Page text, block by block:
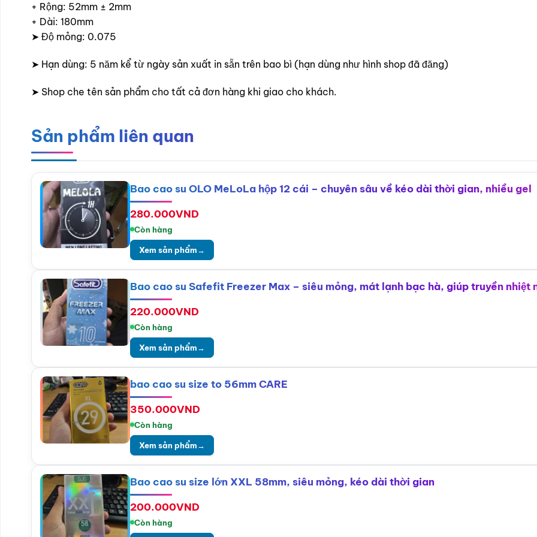
+ Rộng: 52mm ± 2mm
+ Dài: 180mm
➤ Độ mỏng: 0.075
➤ Hạn dùng: 5 năm kể từ ngày sản xuất in sẵn trên bao bì (hạn dùng như hình shop đã đăng)
➤ Shop che tên sản phẩm cho tất cả đơn hàng khi giao cho khách.
Sản phẩm liên quan
Bao cao su OLO MeLoLa hộp 12 cái – chuyên sâu về kéo dài thời gian, nhiều gel
280.000VND
Còn hàng
Xem sản phẩm→
Bao cao su Safefit Freezer Max – siêu mỏng, mát lạnh bạc hà, giúp truyền nhiệt
220.000VND
Còn hàng
Xem sản phẩm→
bao cao su size to 56mm CARE
350.000VND
Còn hàng
Xem sản phẩm→
Bao cao su size lớn XXL 58mm, siêu mỏng, kéo dài thời gian
200.000VND
Còn hàng